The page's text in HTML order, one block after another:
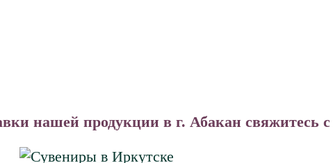
нашей продукции в г. Абакан свяжитесь